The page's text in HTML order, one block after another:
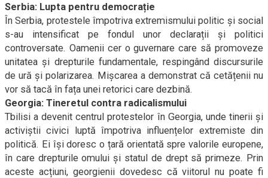
Serbia: Lupta pentru democrație
În Serbia, protestele împotriva extremismului politic și social
s-au intensificat pe fondul unor declarații și politici
controversate. Oamenii cer o guvernare care să promoveze
unitatea și drepturile fundamentale, respingând discursurile
de ură și polarizarea. Mișcarea a demonstrat că cetățenii nu
vor să tacă în fața unei retorici care dezbină.
Georgia: Tineretul contra radicalismului
Tbilisi a devenit centrul protestelor în Georgia, unde tinerii și
activiștii civici luptă împotriva influențelor extremiste din
politică. Ei își doresc o țară orientată spre valorile europene,
în care drepturile omului și statul de drept să primeze. Prin
aceste acțiuni, georgienii dovedesc că viitorul nu poate fi